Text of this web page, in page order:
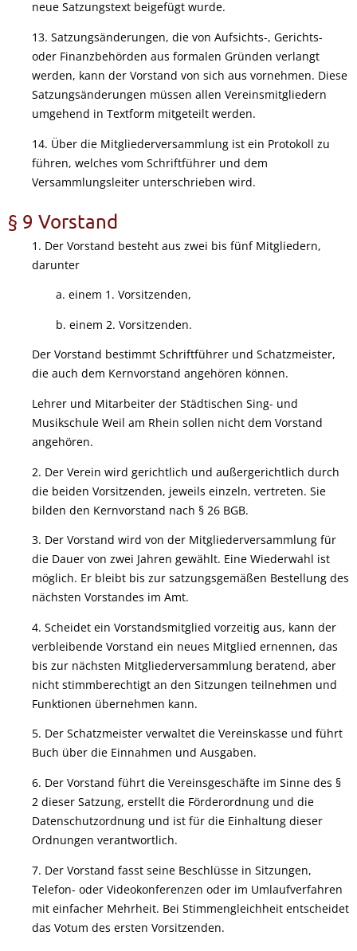
neue Satzungstext beigefügt wurde.
13. Satzungsänderungen, die von Aufsichts-, Gerichts-
oder Finanzbehörden aus formalen Gründen verlangt
werden, kann der Vorstand von sich aus vornehmen. Diese
Satzungsänderungen müssen allen Vereinsmitgliedern
umgehend in Textform mitgeteilt werden.
14. Über die Mitgliederversammlung ist ein Protokoll zu
führen, welches vom Schriftführer und dem
Versammlungsleiter unterschrieben wird.
§ 9 Vorstand
1. Der Vorstand besteht aus zwei bis fünf Mitgliedern,
darunter
a. einem 1. Vorsitzenden,
b. einem 2. Vorsitzenden.
Der Vorstand bestimmt Schriftführer und Schatzmeister,
die auch dem Kernvorstand angehören können.
Lehrer und Mitarbeiter der Städtischen Sing- und
Musikschule Weil am Rhein sollen nicht dem Vorstand
angehören.
2. Der Verein wird gerichtlich und außergerichtlich durch
die beiden Vorsitzenden, jeweils einzeln, vertreten. Sie
bilden den Kernvorstand nach § 26 BGB.
3. Der Vorstand wird von der Mitgliederversammlung für
die Dauer von zwei Jahren gewählt. Eine Wiederwahl ist
möglich. Er bleibt bis zur satzungsgemäßen Bestellung des
nächsten Vorstandes im Amt.
4. Scheidet ein Vorstandsmitglied vorzeitig aus, kann der
verbleibende Vorstand ein neues Mitglied ernennen, das
bis zur nächsten Mitgliederversammlung beratend, aber
nicht stimmberechtigt an den Sitzungen teilnehmen und
Funktionen übernehmen kann.
5. Der Schatzmeister verwaltet die Vereinskasse und führt
Buch über die Einnahmen und Ausgaben.
6. Der Vorstand führt die Vereinsgeschäfte im Sinne des §
2 dieser Satzung, erstellt die Förderordnung und die
Datenschutzordnung und ist für die Einhaltung dieser
Ordnungen verantwortlich.
7. Der Vorstand fasst seine Beschlüsse in Sitzungen,
Telefon- oder Videokonferenzen oder im Umlaufverfahren
mit einfacher Mehrheit. Bei Stimmengleichheit entscheidet
das Votum des ersten Vorsitzenden.